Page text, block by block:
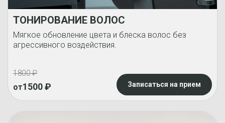
ТОНИРОВАНИЕ ВОЛОС
Мягкое обновление цвета и блеска волос без
агрессивного воздействия.
1800₽
от1500₽ Записаться на прием